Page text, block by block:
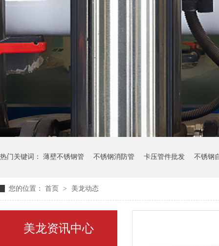
热门关键词： 薄壁不锈钢管 不锈钢消防管 卡压管件批发 不锈钢
您的位置： 首页 > 美龙动态
美龙资讯中心